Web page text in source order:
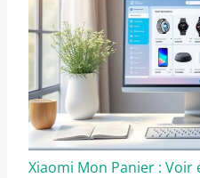
Xiaomi Mon Panier : Voir